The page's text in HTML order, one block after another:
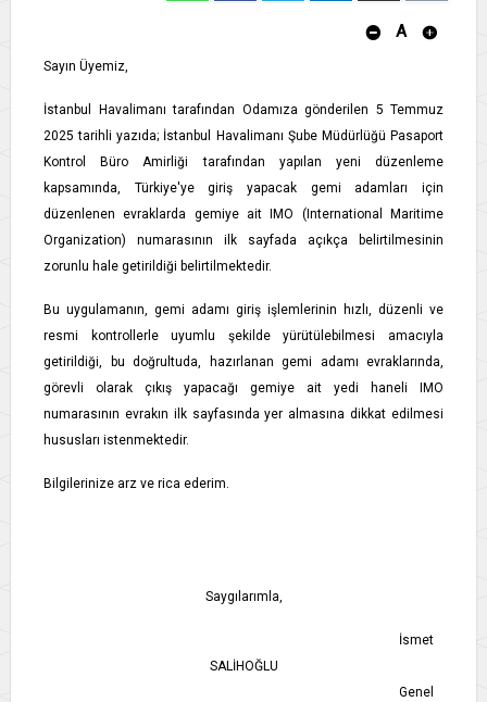
A
Sayın Üyemiz,
İstanbul Havalimanı tarafından Odamıza gönderilen 5 Temmuz
2025 tarihli yazıda; İstanbul Havalimanı Şube Müdürlüğü Pasaport
Kontrol Büro Amirliği tarafından yapılan yeni düzenleme
kapsamında, Türkiye'ye giriş yapacak gemi adamları için
düzenlenen evraklarda gemiye ait IMO (International Maritime
Organization) numarasının ilk sayfada açıkça belirtilmesinin
zorunlu hale getirildiği belirtilmektedir.
Bu uygulamanın, gemi adamı giriş işlemlerinin hızlı, düzenli ve
resmi kontrollerle uyumlu şekilde yürütülebilmesi amacıyla
getirildiği, bu doğrultuda, hazırlanan gemi adamı evraklarında,
görevli olarak çıkış yapacağı gemiye ait yedi haneli IMO
numarasının evrakın ilk sayfasında yer almasına dikkat edilmesi
hususları istenmektedir.
Bilgilerinize arz ve rica ederim.
Saygılarımla,
İsmet
SALİHOĞLU
Genel